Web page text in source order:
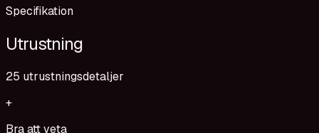
Specifikation
Utrustning
25 utrustningsdetaljer
+
Bra att veta